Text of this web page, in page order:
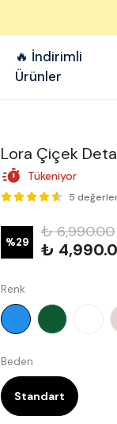
🔥 İndirimli
Ürünler
Lora Çiçek
Tükeniyor
5
%29
₺ 6,990.00
₺
Renk
Beden
Standart